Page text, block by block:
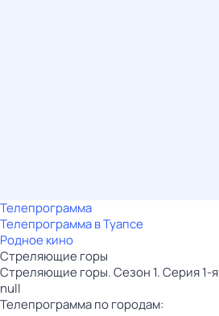
Телепрограмма
Телепрограмма в Туапсе
Родное кино
Стреляющие горы
Стреляющие горы. Сезон 1. Серия 1-я
null
Телепрограмма по городам: